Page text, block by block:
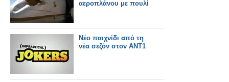
αεροπλάνου με πουλί
Νέο παιχνίδι από τη
νέα σεζόν στον ΑΝΤ1